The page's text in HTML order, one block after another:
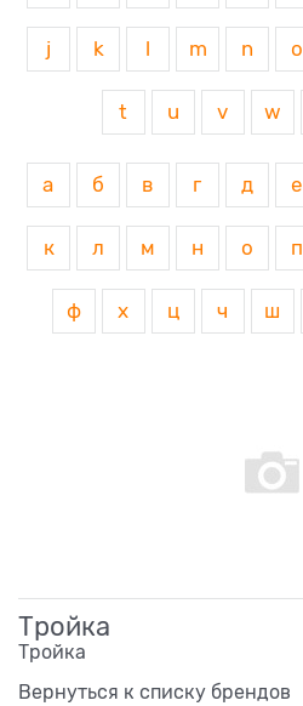
j k m n o
t u v w
а б в г д е
к л м н о п
ф х ц ч ш
Тройка
Тройка
Вернуться к списку брендов